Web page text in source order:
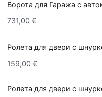
Ворота для Гаража с
731,00 €
Ролета для двери с
159,00 €
Ролета для двери с